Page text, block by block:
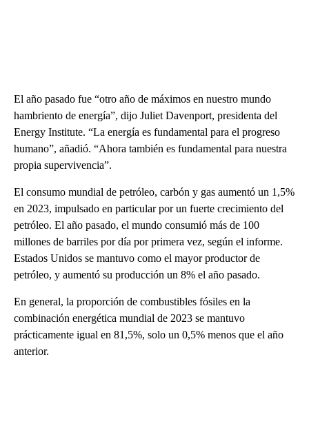
El año pasado fue “otro año de máximos en nuestro mundo
hambriento de energía”, dijo Juliet Davenport, presidenta del
Energy Institute. “La energía es fundamental para el progreso
humano”, añadió. “Ahora también es fundamental para nuestra
propia supervivencia”.
El consumo mundial de petróleo, carbón y gas aumentó un 1,5%
en 2023, impulsado en particular por un fuerte crecimiento del
petróleo. El año pasado, el mundo consumió más de 100
millones de barriles por día por primera vez, según el informe.
Estados Unidos se mantuvo como el mayor productor de
petróleo, y aumentó su producción un 8% el año pasado.
En general, la proporción de combustibles fósiles en la
combinación energética mundial de 2023 se mantuvo
prácticamente igual en 81,5%, solo un 0,5% menos que el año
anterior.